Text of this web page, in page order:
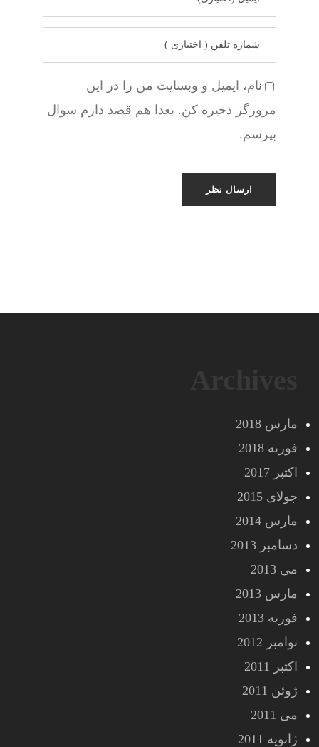
نام، ایمیل و وبسایت من را در این
مرورگر ذخیره کن. بعدا هم قصد دارم سوال
بپرسم.
مارس 2018
فوریه 2018
اکتبر 2017
جولای 2015
مارس 2014
دسامبر 2013
می 2013
مارس 2013
فوریه 2013
نوامبر 2012
اکتبر 2011
ژوئن 2011
می 2011
ژانویه 2011